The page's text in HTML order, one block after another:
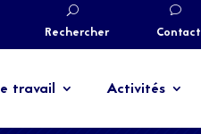
Rechercher Contact
travail Activités